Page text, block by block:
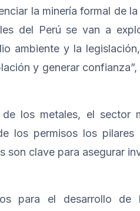
la minería formal de
del Perú se van a
ambiente y la
y generar
los metales, el sector
los permisos los
son clave para asegurar
para el desarrollo